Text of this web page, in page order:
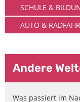
SCHULE &
AUTO &
Andere
Was passiert im